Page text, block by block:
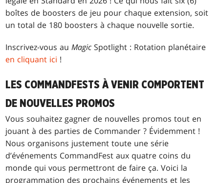
boîtes de boosters de jeu pour chaque extension, soit
un total de 180 boosters à chaque nouvelle sortie.
Inscrivez-vous auMagicSpotlight : Rotation planétaire
en cliquant ici !
LES COMMANDFESTS À VENIR COMPORTENT
DE NOUVELLES PROMOS
Vous souhaitez gagner de nouvelles promos tout en
jouant à des parties de Commander ? Évidemment !
Nous organisons justement toute une série
d’événements CommandFest aux quatre coins du
monde qui vous permettront de faire ça. Voici la
programmation des prochains événements et les